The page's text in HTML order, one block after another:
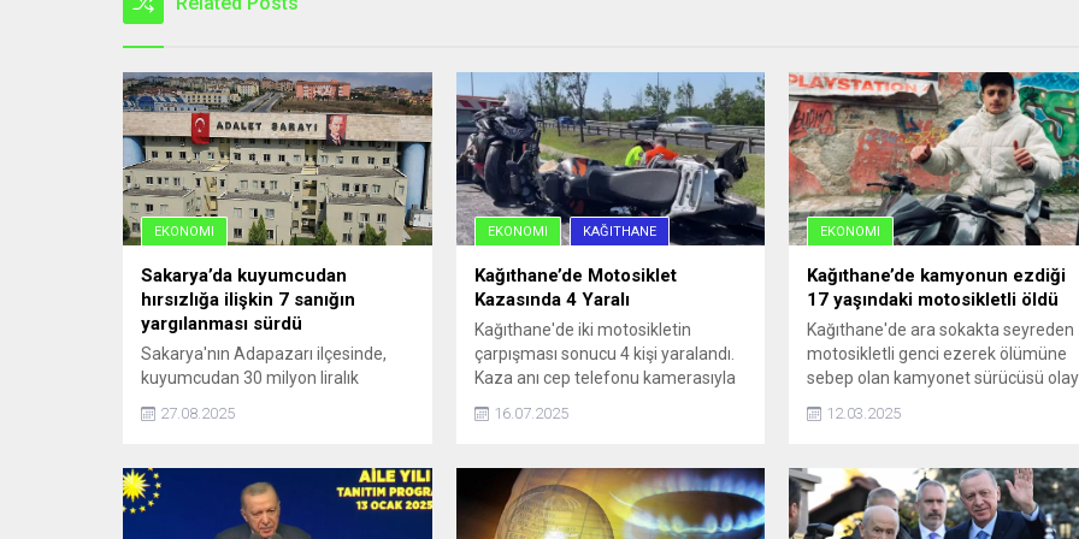
EKONOMI
Sakarya’da kuyumcudan
hırsızlığa ilişkin 7 sanığın
yargılanması sürdü
Sakarya'nın Adapazarı ilçesinde,
kuyumcudan 30 milyon liralık
hırsızlık yapılmasına ilişkin 6'sı
tutuklu, 1'i firari 7 sanığın
27.08.2025
EKONOMI KAĞITHANE
Kağıthane’de Motosiklet
Kazasında 4 Yaralı
Kağıthane'de iki motosikletin
çarpışması sonucu 4 kişi yaralandı.
Kaza anı cep telefonu kamerasıyla
kaydedildi.
16.07.2025
EKONOMI
Kağıthane’de kamyonun ezdiği
17 yaşındaki motosikletli öldü
Kağıthane'de ara sokakta seyreden
motosikletli genci ezerek ölümüne
sebep olan kamyonet sürücüsü olay
yerinden uzaklaştı. Motosikletli
genç hastanede yaşamını yitirirken
'Kasisten geçtiğimi sandım. Aracın
altında kaldığını fark etmedim' dedi.
12.03.2025